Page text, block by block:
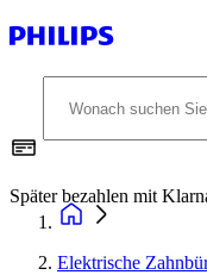
Später bezahlen mit
Elektrische